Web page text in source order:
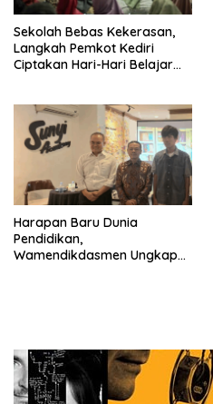
Sekolah Bebas Kekerasan,
Langkah Pemkot Kediri
Ciptakan Hari-Hari Belajar
Harapan Baru Dunia
Pendidikan,
Wamendikdasmen Ungkap